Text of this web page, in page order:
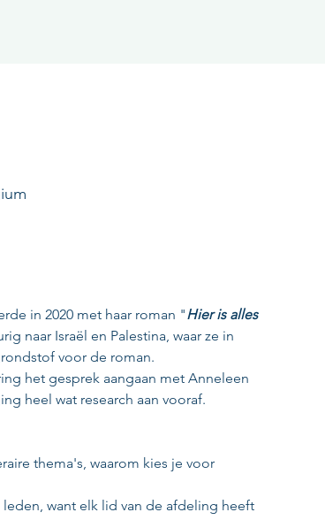
in 2020 met haar roman "Hier is alles
naar Israël en Palestina, waar ze in
voor de roman.
het gesprek aangaan met Anneleen
heel wat research aan vooraf.
thema's, waarom kies je voor
want elk lid van de afdeling heeft